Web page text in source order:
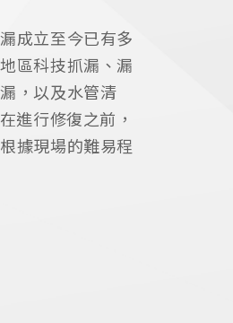
成立至今已有多
區科技抓漏、漏
，以及水管清
進行修復之前，
據現場的難易程